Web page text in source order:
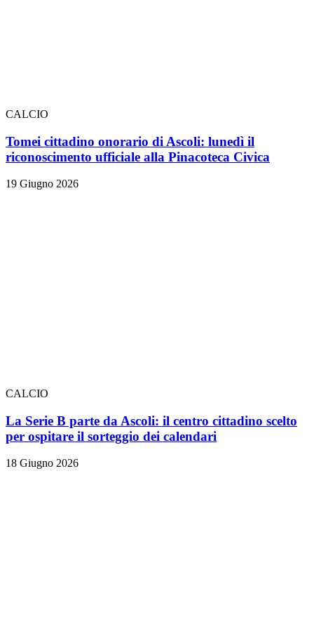
CALCIO
Tomei cittadino onorario di Ascoli: lunedì il
riconoscimento ufficiale alla Pinacoteca Civica
19 Giugno 2026
CALCIO
La Serie B parte da Ascoli: il centro cittadino scelto
per ospitare il sorteggio dei calendari
18 Giugno 2026